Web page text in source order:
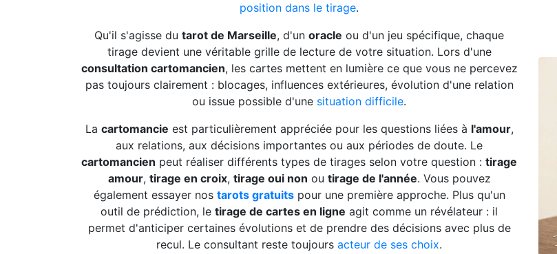
position dans le tirage.
Qu'il s'agisse du tarot de Marseille, d'un oracle ou d'un jeu spécifique, chaque
tirage devient une véritable grille de lecture de votre situation. Lors d'une
consultation cartomancien, les cartes mettent en lumière ce que vous ne percevez
pas toujours clairement : blocages, influences extérieures, évolution d'une relation
ou issue possible d'une situation difficile.
La cartomancie est particulièrement appréciée pour les questions liées à l'amour,
aux relations, aux décisions importantes ou aux périodes de doute. Le
cartomancien peut réaliser différents types de tirages selon votre question : tirage
amour, tirage en croix, tirage oui non ou tirage de l'année. Vous pouvez
également essayer nos tarots gratuitspour une première approche. Plus qu'un
outil de prédiction, le tirage de cartes en ligne agit comme un révélateur : il
permet d'anticiper certaines évolutions et de prendre des décisions avec plus de
recul. Le consultant reste toujours acteur de ses choix.